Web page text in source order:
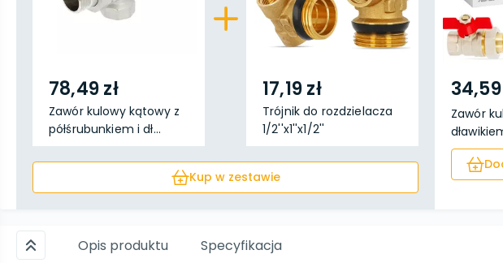
78,49 zł
Zawór kulowy kątowy z
półśrubunkiem i dł...
17,19 zł
Trójnik do rozdzielacza
1/2''x1''x1/2''
Kup w zestawie
34,59
Zawór
Opis produktu Specyfikacja